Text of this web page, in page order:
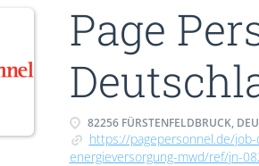
Page
82256 FÜRSTENFELDBRUCK,
https://pagepersonnel.de/
energieversorgung-mwd/ref/jn-